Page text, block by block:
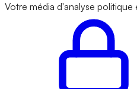
Votre média d'analyse